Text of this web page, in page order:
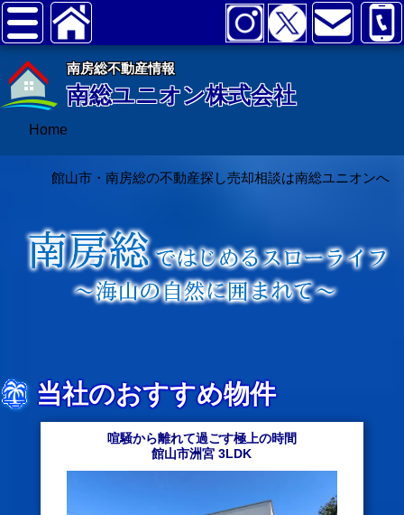
南房総不動産情報
南総ユニオン株式会社
Home
館山市・南房総の不動産探し売却相談は南総ユニオンへ
当社のおすすめ物件
喧騒から離れて過ごす極上の時間
館山市洲宮 3LDK